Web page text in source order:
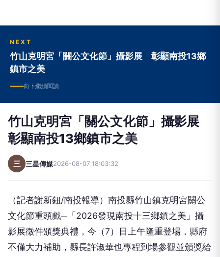
NEXT
竹山克明宮「關公文化節」攝影展 彰顯南投13鄉
鎮市之美
向下繼續閱讀
竹山克明宮「關公文化節」攝影展
彰顯南投13鄉鎮市之美
三 三星傳媒2026-08-07 18:03:32
（記者謝新鈕/南投報導）南投縣竹山鎮克明宮關公
文化節重頭戲─「2026發現南投十三鄉鎮之美」攝
影展徵件頒獎典禮，今（7）日上午隆重登場，縣府
不僅大力補助，縣長許淑華也專程到場參觀並頒獎給